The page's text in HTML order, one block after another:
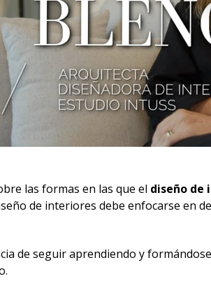
las formas en las que el diseño de
de interiores debe enfocarse en
de seguir aprendiendo y